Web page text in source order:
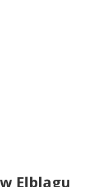
Elblągu